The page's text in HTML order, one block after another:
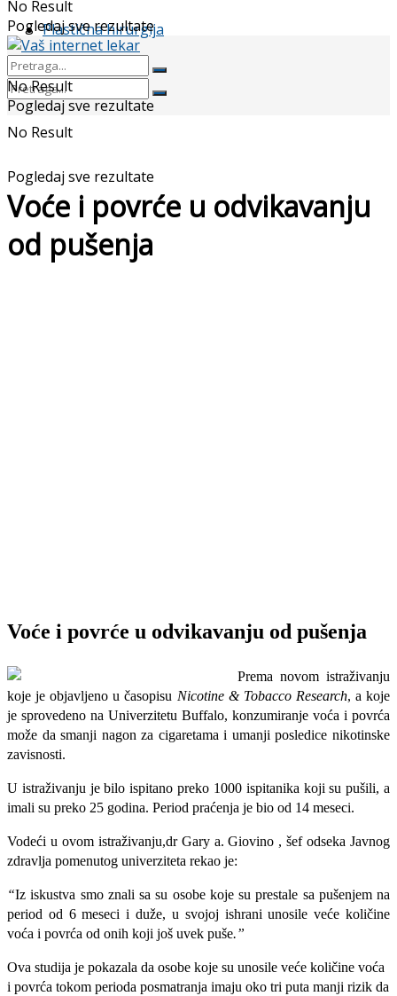
Plastična hirurgija
No Result
Pogledaj sve rezultate
No Result
Pogledaj sve rezultate
No Result
Pogledaj sve rezultate
Voće i povrće u odvikavanju
od pušenja
Voće i povrće u odvikavanju od pušenja
Prema novom istraživanju
koje je objavljeno u časopisu Nicotine & Tobacco Research, a koje
je sprovedeno na Univerzitetu Buffalo, konzumiranje voća i povrća
može da smanji nagon za cigaretama i umanji posledice nikotinske
zavisnosti.
U istraživanju je bilo ispitano preko 1000 ispitanika koji su pušili, a
imali su preko 25 godina. Period praćenja je bio od 14 meseci.
Vodeći u ovom istraživanju,dr Gary a. Giovino , šef odseka Javnog
zdravlja pomenutog univerziteta rekao je:
“Iz iskustva smo znali sa su osobe koje su prestale sa pušenjem na
period od 6 meseci i duže, u svojoj ishrani unosile veće količine
voća i povrća od onih koji još uvek puše.”
Ova studija je pokazala da osobe koje su unosile veće količine voća
i povrća tokom perioda posmatranja imaju oko tri puta manji rizik da